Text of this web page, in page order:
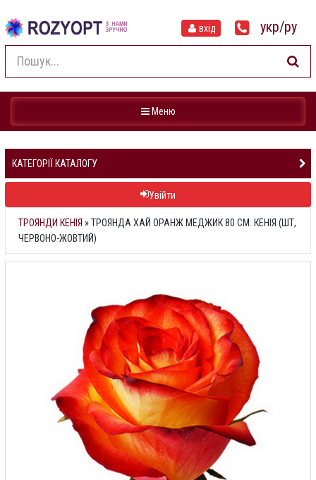
вхід укр/ру
Навігація
Меню
КАТЕГОРІЇ КАТАЛОГУ
Увійти
ТРОЯНДИ КЕНІЯ »ТРОЯНДА ХАЙ ОРАНЖ МЕДЖИК 80 СМ. КЕНІЯ (ШТ,
ЧЕРВОНО-ЖОВТИЙ)